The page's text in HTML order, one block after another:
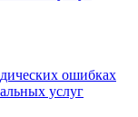
ошибках
услуг